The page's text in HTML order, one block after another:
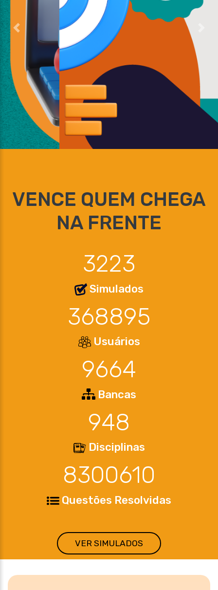
VENCE QUEM CHEGA
NA FRENTE
3223
Simulados
368895
Usuários
9664
Bancas
948
Disciplinas
8300610
Questões Resolvidas
VER SIMULADOS